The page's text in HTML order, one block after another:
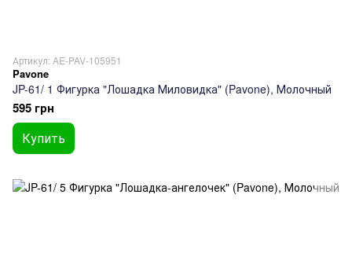
Артикул: AE-PAV-105951
Pavone
JP-61/ 1 Фигурка "Лошадка Миловидка" (Pavone), Молочный
595 грн
Купить